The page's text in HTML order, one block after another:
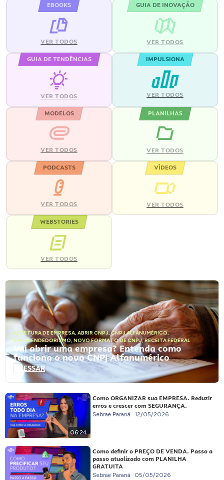
EBOOKS
VER TODOS
GUIA DE INOVAÇÃO
VER TODOS
GUIA DE TENDÊNCIAS
VER TODOS
IMPULSIONA
VER TODOS
MODELOS
VER TODOS
PLANILHAS
VER TODOS
PODCASTS
VER TODOS
VÍDEOS
VER TODOS
WEBSTORIES
VER TODOS
ABERTURA DE EMPRESA, ABRIR CNPJ,CNPJ ALFANUMÉRICO,
EMPREENDEDORISMO, NOVO FORMATO DE CNPJ,RECEITA FEDERAL
Vai abrir uma empresa? Entenda como
funciona o novo CNPJ Alfanumérico
ACESSAR
06:24
Como ORGANIZAR sua EMPRESA. Reduzir
erros e crescer com SEGURANÇA.
Sebrae Paraná 12/05/2026
Como definir o PREÇO DE VENDA. Passo a
passo atualizado com PLANILHA
GRATUITA
Sebrae Paraná 05/05/2026